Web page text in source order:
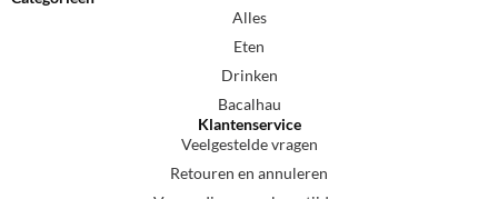
Alles
Eten
Drinken
Bacalhau
Klantenservice
Veelgestelde vragen
Retouren en annuleren